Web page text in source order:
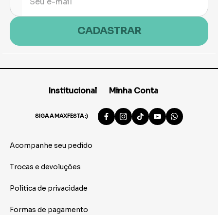
CADASTRAR
Institucional Minha Conta
SIGA A MAXFESTA :)
Acompanhe seu pedido
Trocas e devoluções
Politica de privacidade
Formas de pagamento